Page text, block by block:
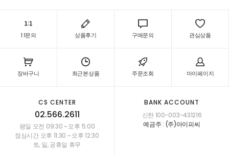
1:1문의 상품후기 구매문의 관심상품
장바구니 최근본상품 주문조회 마이페이지
CS CENTER
02.566.2611
평일 오전 09:30 ~ 오후 5:00
점심시간 오후 11:30 ~ 오후 12:30
토, 일, 공휴일 휴무
BANK ACCOUNT
신한 100-003-431216
예금주 : (주)아이피씨